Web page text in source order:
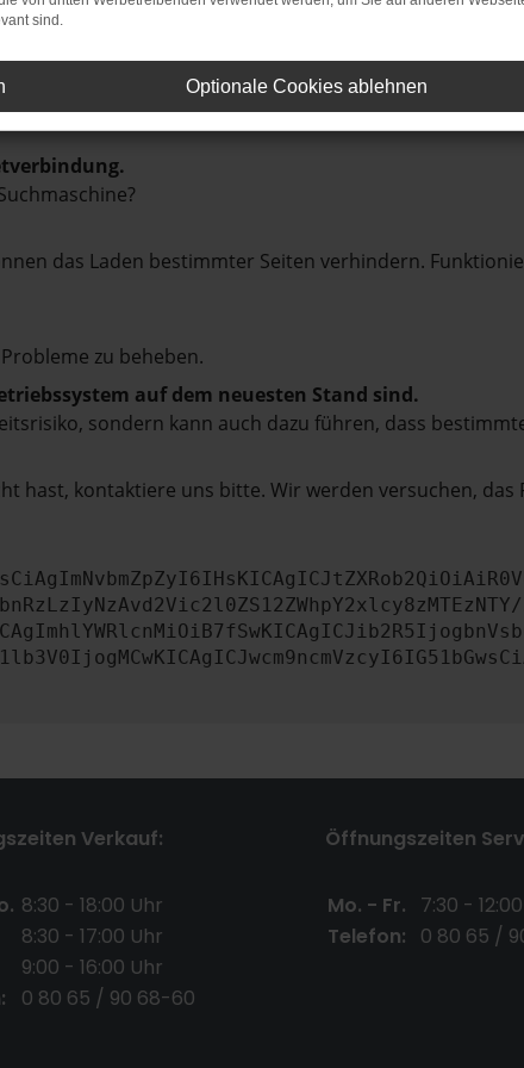
das Laden bestimmter Seiten verhindern.
zu beheben.
auf dem neuesten Stand sind.
sondern kann auch dazu führen, dass
hast, kontaktiere uns bitte. Wir werden versuchen,
Verkauf:
8:30 - 18:00 Uhr
8:30 - 17:00 Uhr
9:00 - 16:00 Uhr
0 80 65 / 90 68-60
Öffnungszeiten
Mo. - Fr.
7:30 -
Telefon:
0 80 65 /
sind.
Optionale Cookies ablehnen